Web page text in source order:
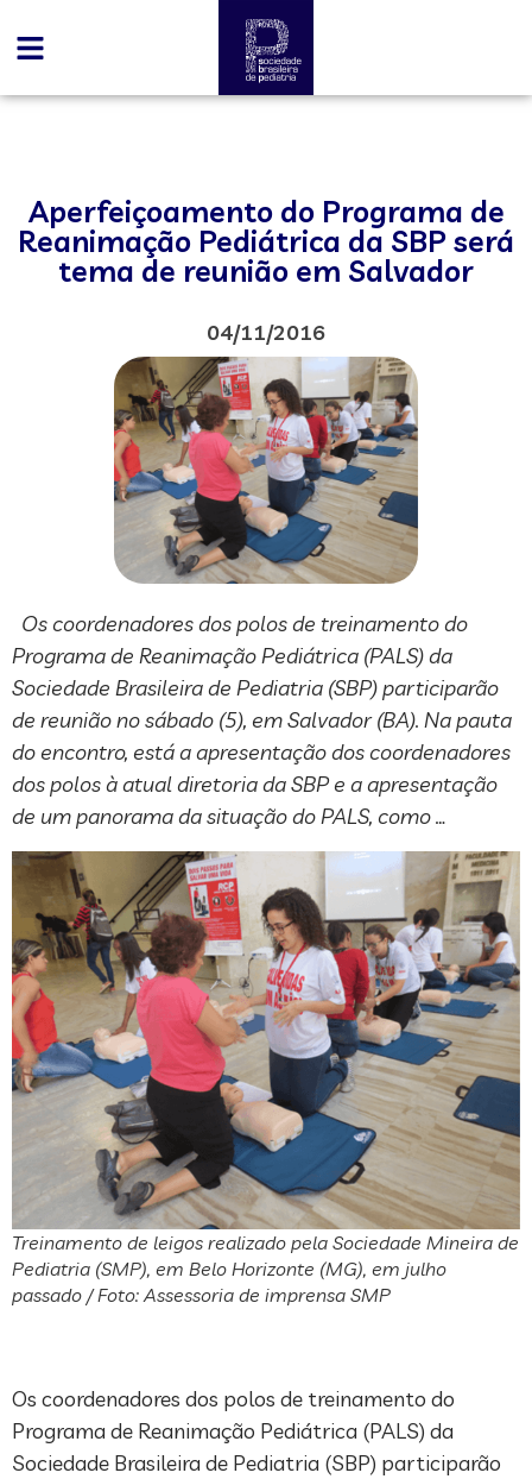
Aperfeiçoamento do Programa de
Reanimação Pediátrica da SBP será
tema de reunião em Salvador
04/11/2016
Os coordenadores dos polos de treinamento do
Programa de Reanimação Pediátrica (PALS) da
Sociedade Brasileira de Pediatria (SBP) participarão
de reunião no sábado (5), em Salvador (BA). Na pauta
do encontro, está a apresentação dos coordenadores
dos polos à atual diretoria da SBP e a apresentação
de um panorama da situação do PALS, como …
Treinamento de leigos realizado pela Sociedade Mineira de
Pediatria (SMP), em Belo Horizonte (MG), em julho
passado / Foto: Assessoria de imprensa SMP
Os coordenadores dos polos de treinamento do
Programa de Reanimação Pediátrica (PALS) da
Sociedade Brasileira de Pediatria (SBP) participarão